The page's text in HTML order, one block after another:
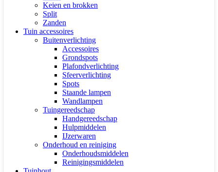
Keien en brokken
Split
Zanden
Tuin accessoires
Buitenverlichting
Accessoires
Grondspots
Plafondverlichting
Sfeerverlichting
Spots
Staande lampen
Wandlampen
Tuingereedschap
Handgereedschap
Hulpmiddelen
IJzerwaren
Onderhoud en reiniging
Onderhoudsmiddelen
Reinigingsmiddelen